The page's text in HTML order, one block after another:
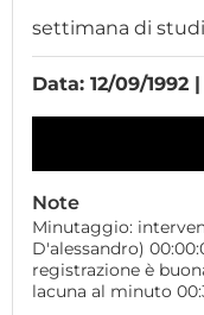
settimana di
Data: 12/09/1992
Note
Minutaggio:
D'alessandro)
registrazione è
lacuna al minuto